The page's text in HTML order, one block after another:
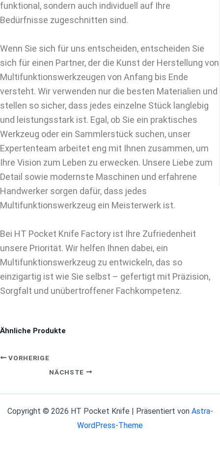
funktional, sondern auch individuell auf Ihre
Bedürfnisse zugeschnitten sind.
Wenn Sie sich für uns entscheiden, entscheiden Sie
sich für einen Partner, der die Kunst der Herstellung von
Multifunktionswerkzeugen von Anfang bis Ende
versteht. Wir verwenden nur die besten Materialien und
stellen so sicher, dass jedes einzelne Stück langlebig
und leistungsstark ist. Egal, ob Sie ein praktisches
Werkzeug oder ein Sammlerstück suchen, unser
Expertenteam arbeitet eng mit Ihnen zusammen, um
Ihre Vision zum Leben zu erwecken. Unsere Liebe zum
Detail sowie modernste Maschinen und erfahrene
Handwerker sorgen dafür, dass jedes
Multifunktionswerkzeug ein Meisterwerk ist.
Bei HT Pocket Knife Factory ist Ihre Zufriedenheit
unsere Priorität. Wir helfen Ihnen dabei, ein
Multifunktionswerkzeug zu entwickeln, das so
einzigartig ist wie Sie selbst – gefertigt mit Präzision,
Sorgfalt und unübertroffener Fachkompetenz.
Ähnliche Produkte
VORHERIGE
NÄCHSTE
Copyright © 2026 HT Pocket Knife | Präsentiert von Astra-
WordPress-Theme